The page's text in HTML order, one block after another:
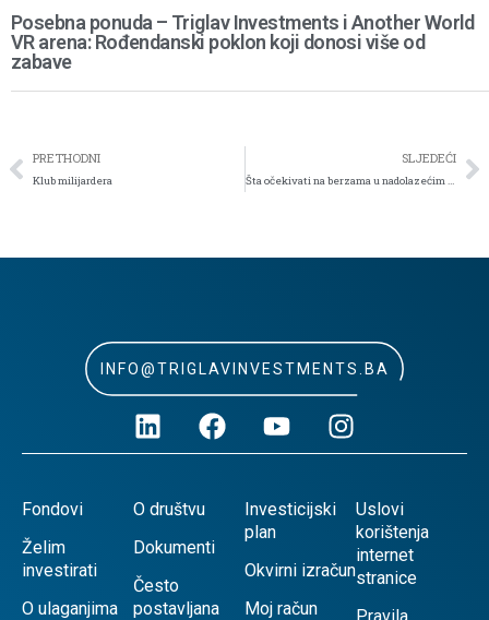
Posebna ponuda – Triglav Investments i Another World
VR arena: Rođendanski poklon koji donosi više od
zabave
PRETHODNI
Klub milijardera
SLJEDEĆI
Šta očekivati na berzama u nadolazećim mjesecima
INFO@TRIGLAVINVESTMENTS.BA
Fondovi
Želim
investirati
O ulaganjima
O društvu
Dokumenti
Često
postavljana
Investicijski
plan
Okvirni izračun
Moj račun
Uslovi
korištenja
internet
stranice